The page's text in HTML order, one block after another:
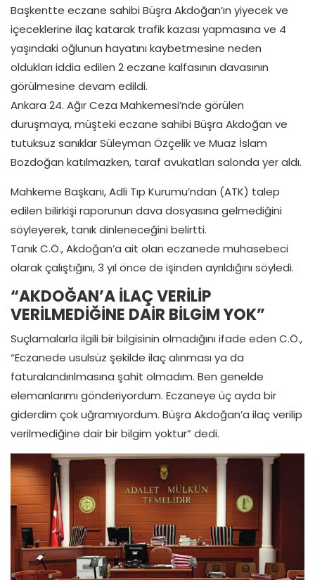
Başkentte eczane sahibi Büşra Akdoğan’ın yiyecek ve
içeceklerine ilaç katarak trafik kazası yapmasına ve 4
yaşındaki oğlunun hayatını kaybetmesine neden
oldukları iddia edilen 2 eczane kalfasının davasının
görülmesine devam edildi.
Ankara 24. Ağır Ceza Mahkemesi’nde görülen
duruşmaya, müşteki eczane sahibi Büşra Akdoğan ve
tutuksuz sanıklar Süleyman Özçelik ve Muaz İslam
Bozdoğan katılmazken, taraf avukatları salonda yer aldı.
Mahkeme Başkanı, Adli Tıp Kurumu’ndan (ATK) talep
edilen bilirkişi raporunun dava dosyasına gelmediğini
söyleyerek, tanık dinleneceğini belirtti.
Tanık C.Ö., Akdoğan’a ait olan eczanede muhasebeci
olarak çalıştığını, 3 yıl önce de işinden ayrıldığını söyledi.
“AKDOĞAN’A İLAÇ VERİLİP
VERİLMEDİĞİNE DAİR BİLGİM YOK”
Suçlamalarla ilgili bir bilgisinin olmadığını ifade eden C.Ö.,
“Eczanede usulsüz şekilde ilaç alınması ya da
faturalandırılmasına şahit olmadım. Ben genelde
elemanlarımı gönderiyordum. Eczaneye üç ayda bir
giderdim çok uğramıyordum. Büşra Akdoğan’a ilaç verilip
verilmediğine dair bir bilgim yoktur” dedi.